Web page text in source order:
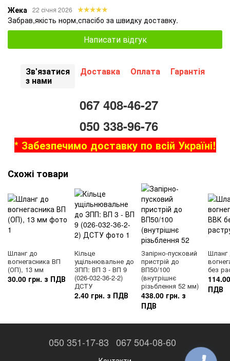
Жека
22 січня 2026
Забрав,якість норм,спасібо за швидку доставку.
Написати відгук
Зв'язатися
з нами
Доставка Оплата Гарантія
067 408-46-27
050 338-96-76
* Забезпечимо доставку по всій Україні!
Схожі товари
Шланг до
вогнегасника ВП
(ОП), 13 мм
30.00 грн. з ПДВ
Кільце
ущільнювальне до
ЗПП: ВП 3 - ВП 9
(026-032-36-2-2)
ДСТУ
2.40 грн. з ПДВ
Запірно-пусковий
пристрій до
ВП50/100
(внутрішнє
різьблення 52 мм)
438.00 грн. з
ПДВ
Шланг
без
ПДВ
050 351-17-83 067 504-08-60